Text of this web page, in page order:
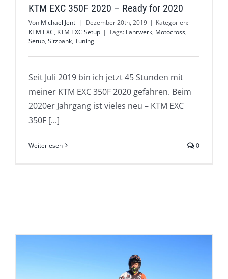
KTM EXC 350F 2020 – Ready for 2020
Von Michael Jentl | Dezember 20th, 2019 | Kategorien:
KTM EXC, KTM EXC Setup | Tags: Fahrwerk, Motocross,
Setup, Sitzbank, Tuning
Seit Juli 2019 bin ich jetzt 45 Stunden mit
meiner KTM EXC 350F 2020 gefahren. Beim
2020er Jahrgang ist vieles neu – KTM EXC
350F [...]
Weiterlesen 0